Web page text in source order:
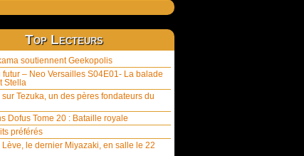
Top Lecteurs
soutiennent Geekopolis
futur – Neo Versailles S04E01- La balade
Stella
sur Tezuka, un des pères fondateurs du
Dofus Tome 20 : Bataille royale
préférés
Lève, le dernier Miyazaki, en salle le 22